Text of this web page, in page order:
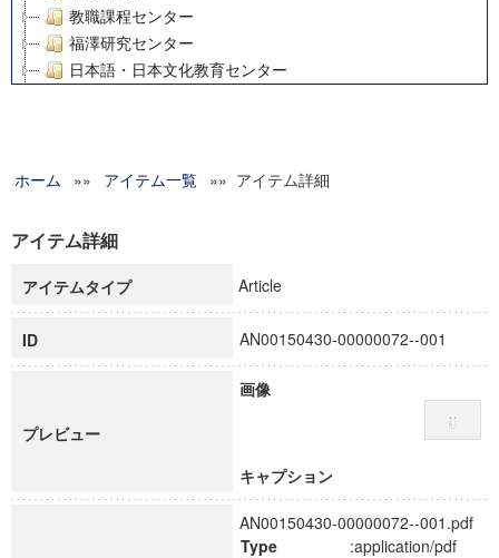
教職課程センター
福澤研究センター
日本語・日本文化教育センター
グローバルリサーチインスティテュート
科学研究費補助金研究成果報告書
慶應義塾大学グローバルCOEプログラム市民社会ガバナンス
慶應義塾大学グローバルCOEプログラム論理と感性の先端的
博士課程教育リーディングプログラム「超成熟社会発展のサ
学術雑誌掲載論文等(8)
ホーム »» アイテム一覧 »» アイテム詳細
アイテム詳細
アイテムタイプ Article
ID AN00150430-00000072--001
プレビュー
画像
キャプション
AN00150430-00000072--001.pdf
Type
:application/pdf